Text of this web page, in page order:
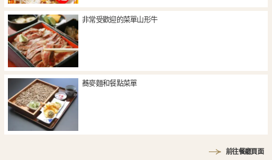
非常受歡迎的菜單山形牛
蕎麥麵和餐點菜單
前往餐廳頁面